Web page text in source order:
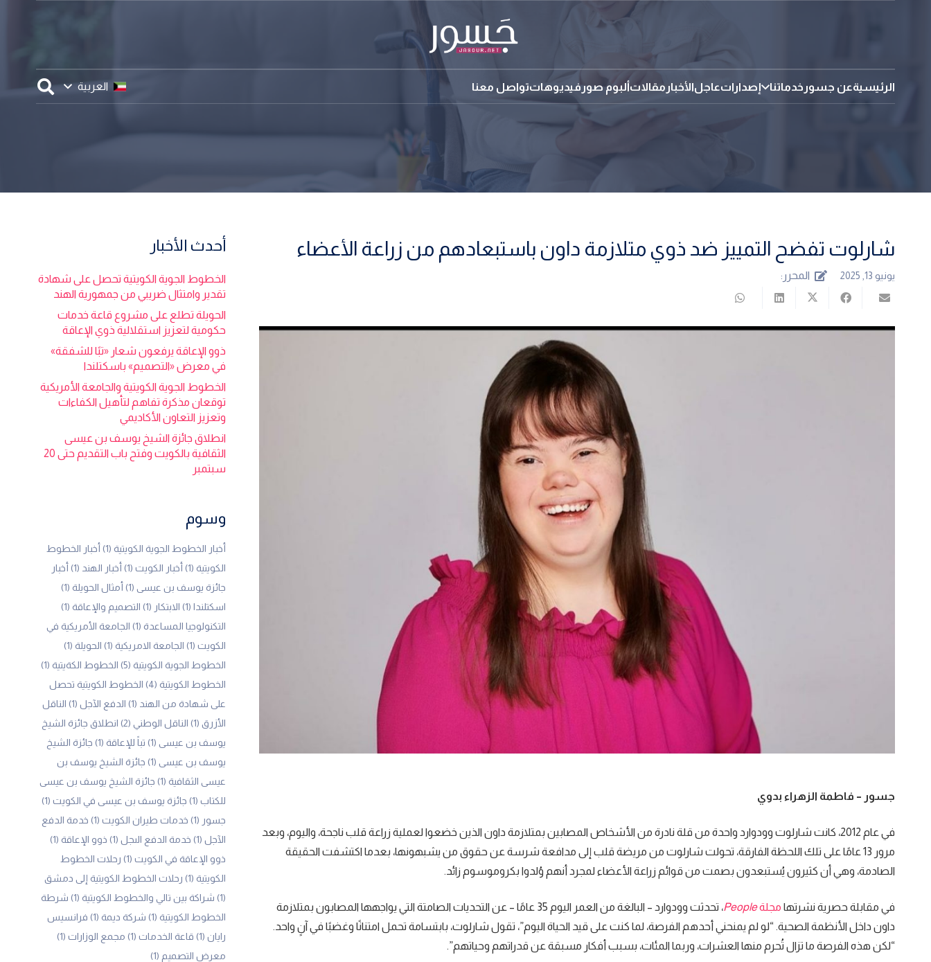
الرئيسيةعن جسور خدماتنا إصداراتعاجلالأخبار مقالاتألبوم صورفيديوهاتتواصل معنا العربية
شارلوت تفضح التمييز ضد ذوي متلازمة داون باستبعادهم من زراعة الأعضاء
يونيو 13, 2025 المحرر:
جسور – فاطمة الزهراء بدوي
في عام 2012، كانت شارلوت وودوارد واحدة من قلة نادرة من الأشخاص المصابين بمتلازمة داون الذين خضعوا لعملية زراعة قلب ناجحة، واليوم، وبعد
مرور 13 عامًا على تلك اللحظة الفارقة، تحولت شارلوت من مريضة قلب إلى مدافعة شرسة عن حقوق من يشبهونها، بعدما اكتشفت الحقيقة
الصادمة، وهي أن كثيرون يُستبعدون بصمت من قوائم زراعة الأعضاء لمجرد أنهم وُلدوا بكروموسوم زائد.
في مقابلة حصرية نشرتها مجلةPeople
، تحدثت وودوارد – البالغة من العمر اليوم 35 عامًا – عن التحديات الصامتة التي يواجهها المصابون بمتلازمة
داون داخل الأنظمة الصحية. “لو لم يمنحني أحدهم الفرصة، لما كنت على قيد الحياة اليوم”، تقول شارلوت، بابتسامة تحمل امتنانًا وغضبًا في آنٍ واحد.
“لكن هذه الفرصة ما تزال تُحرم منها العشرات، وربما المئات، بسبب أفكار مسبقة عن قدراتهم وحياتهم”.
أحدث الأخبار
الخطوط الجوية الكويتية تحصل على شهادة
تقدير وامتثال ضريبي من جمهورية الهند
الحويلة تطلع على مشروع قاعة خدمات
حكومية لتعزيز استقلالية ذوي الإعاقة
ذوو الإعاقة يرفعون شعار «تبًا للشفقة»
في معرض «التصميم» باسكتلندا
الخطوط الجوية الكويتية والجامعة الأمريكية
توقعان مذكرة تفاهم لتأهيل الكفاءات
وتعزيز التعاون الأكاديمي
انطلاق جائزة الشيخ يوسف بن عيسى
الثقافية بالكويت وفتح باب التقديم حتى 20
سبتمبر
وسوم
أخبار الخطوط الجوية الكويتية (1)
أخبار الخطوط
الكويتية (1) أخبار الكويت (1) أخبار الهند (1)
أخبار
جائزة يوسف بن عيسى (1) أمثال الحويلة (1)
اسكتلندا (1) الابتكار (1) التصميم والإعاقة (1)
التكنولوجيا المساعدة (1)
الجامعة الأمريكية في
الكويت (1) الجامعة الامريكية (1) الحويلة (1)
الخطوط الجوية الكويتية (5) الخطوط الكةيتية (1)
الخطوط الكويتية (4)
الخطوط الكويتية تحصل
على شهادة من الهند (1) الدفع الآجل (1)
الناقل
الأزرق (1) الناقل الوطني (2)
انطلاق جائزة الشيخ
يوسف بن عيسى (1) تباً للإعاقة (1)
جائزة الشيخ
يوسف بن عيسى (1)
جائزة الشيخ يوسف بن
عيسى الثقافية (1)
جائزة الشيخ يوسف بن عيسى
للكتاب (1) جائزة يوسف بن عيسى في الكويت (1)
جسور (1) خدمات طيران الكويت (1)
خدمة الدفع
الآجل (1) خدمة الدفع الىجل (1) ذوو الإعاقة (1)
ذوو الإعاقة في الكويت (1)
رحلات الخطوط
الكويتية (1)
رحلات الخطوط الكويتية إلى دمشق
(1)
شراكة بين تالي والخطوط الكويتية (1)
شرطة
الخطوط الكويتية (1) شركة ديمة (1)
فرانسيس
رايان (1) قاعة الخدمات (1) مجمع الوزارات (1)
معرض التصميم (1)